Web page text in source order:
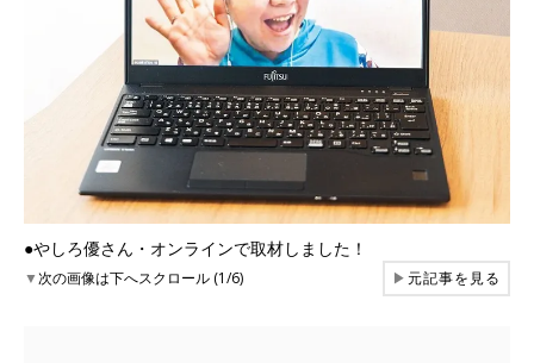
●やしろ優さん・オンラインで取材しました！
▼次の画像は下へスクロール (1/6) ▶元記事を見る